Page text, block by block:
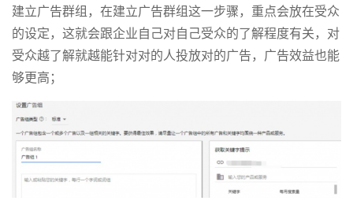
建立广告群组，在建立广告群组这一步骤，重点会放在受众
的设定，这就会跟企业自己对自己受众的了解程度有关，对
受众越了解就越能针对对的人投放对的广告，广告效益也能
够更高；